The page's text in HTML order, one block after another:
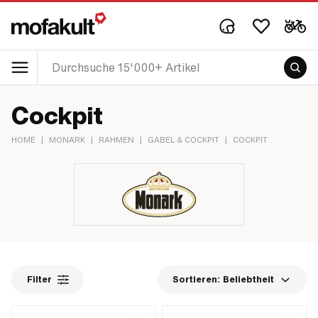
Cockpit
HOME | MONARK | RAHMEN | GABEL & COCKPIT | COCKPIT
Filter Sortieren: Beliebtheit